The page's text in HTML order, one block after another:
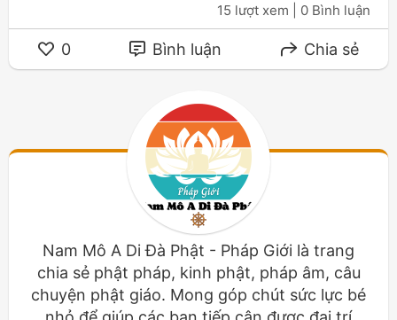
15 lượt xem | 0 Bình luận
0 Bình luận Chia sẻ
Nam Mô A Di Đà Phật - Pháp Giới là trang
chia sẻ phật pháp, kinh phật, pháp âm, câu
chuyện phật giáo. Mong góp chút sức lực bé